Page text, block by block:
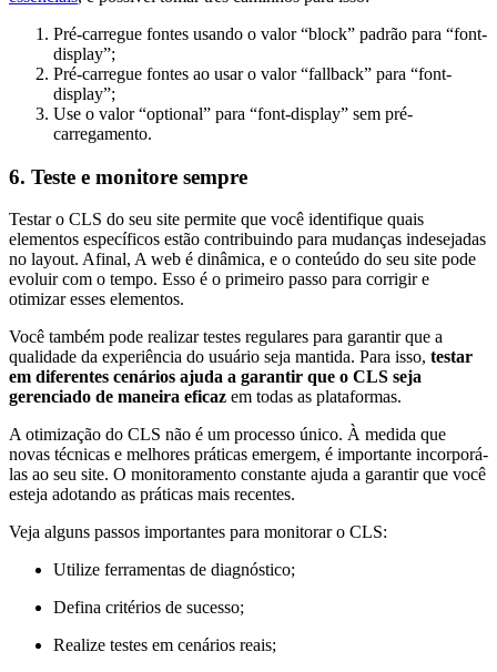
Pré-carregue fontes usando o valor “block” padrão para “font-
display”;
Pré-carregue fontes ao usar o valor “fallback” para “font-
display”;
Use o valor “optional” para “font-display” sem pré-
carregamento.
6. Teste e monitore sempre
Testar o CLS do seu site permite que você identifique quais
elementos específicos estão contribuindo para mudanças indesejadas
no layout. Afinal, A web é dinâmica, e o conteúdo do seu site pode
evoluir com o tempo. Esso é o primeiro passo para corrigir e
otimizar esses elementos.
Você também pode realizar testes regulares para garantir que a
qualidade da experiência do usuário seja mantida. Para isso, testar
em diferentes cenários ajuda a garantir que o CLS seja
gerenciado de maneira eficaz em todas as plataformas.
A otimização do CLS não é um processo único. À medida que
novas técnicas e melhores práticas emergem, é importante incorporá-
las ao seu site. O monitoramento constante ajuda a garantir que você
esteja adotando as práticas mais recentes.
Veja alguns passos importantes para monitorar o CLS:
Utilize ferramentas de diagnóstico;
Defina critérios de sucesso;
Realize testes em cenários reais;